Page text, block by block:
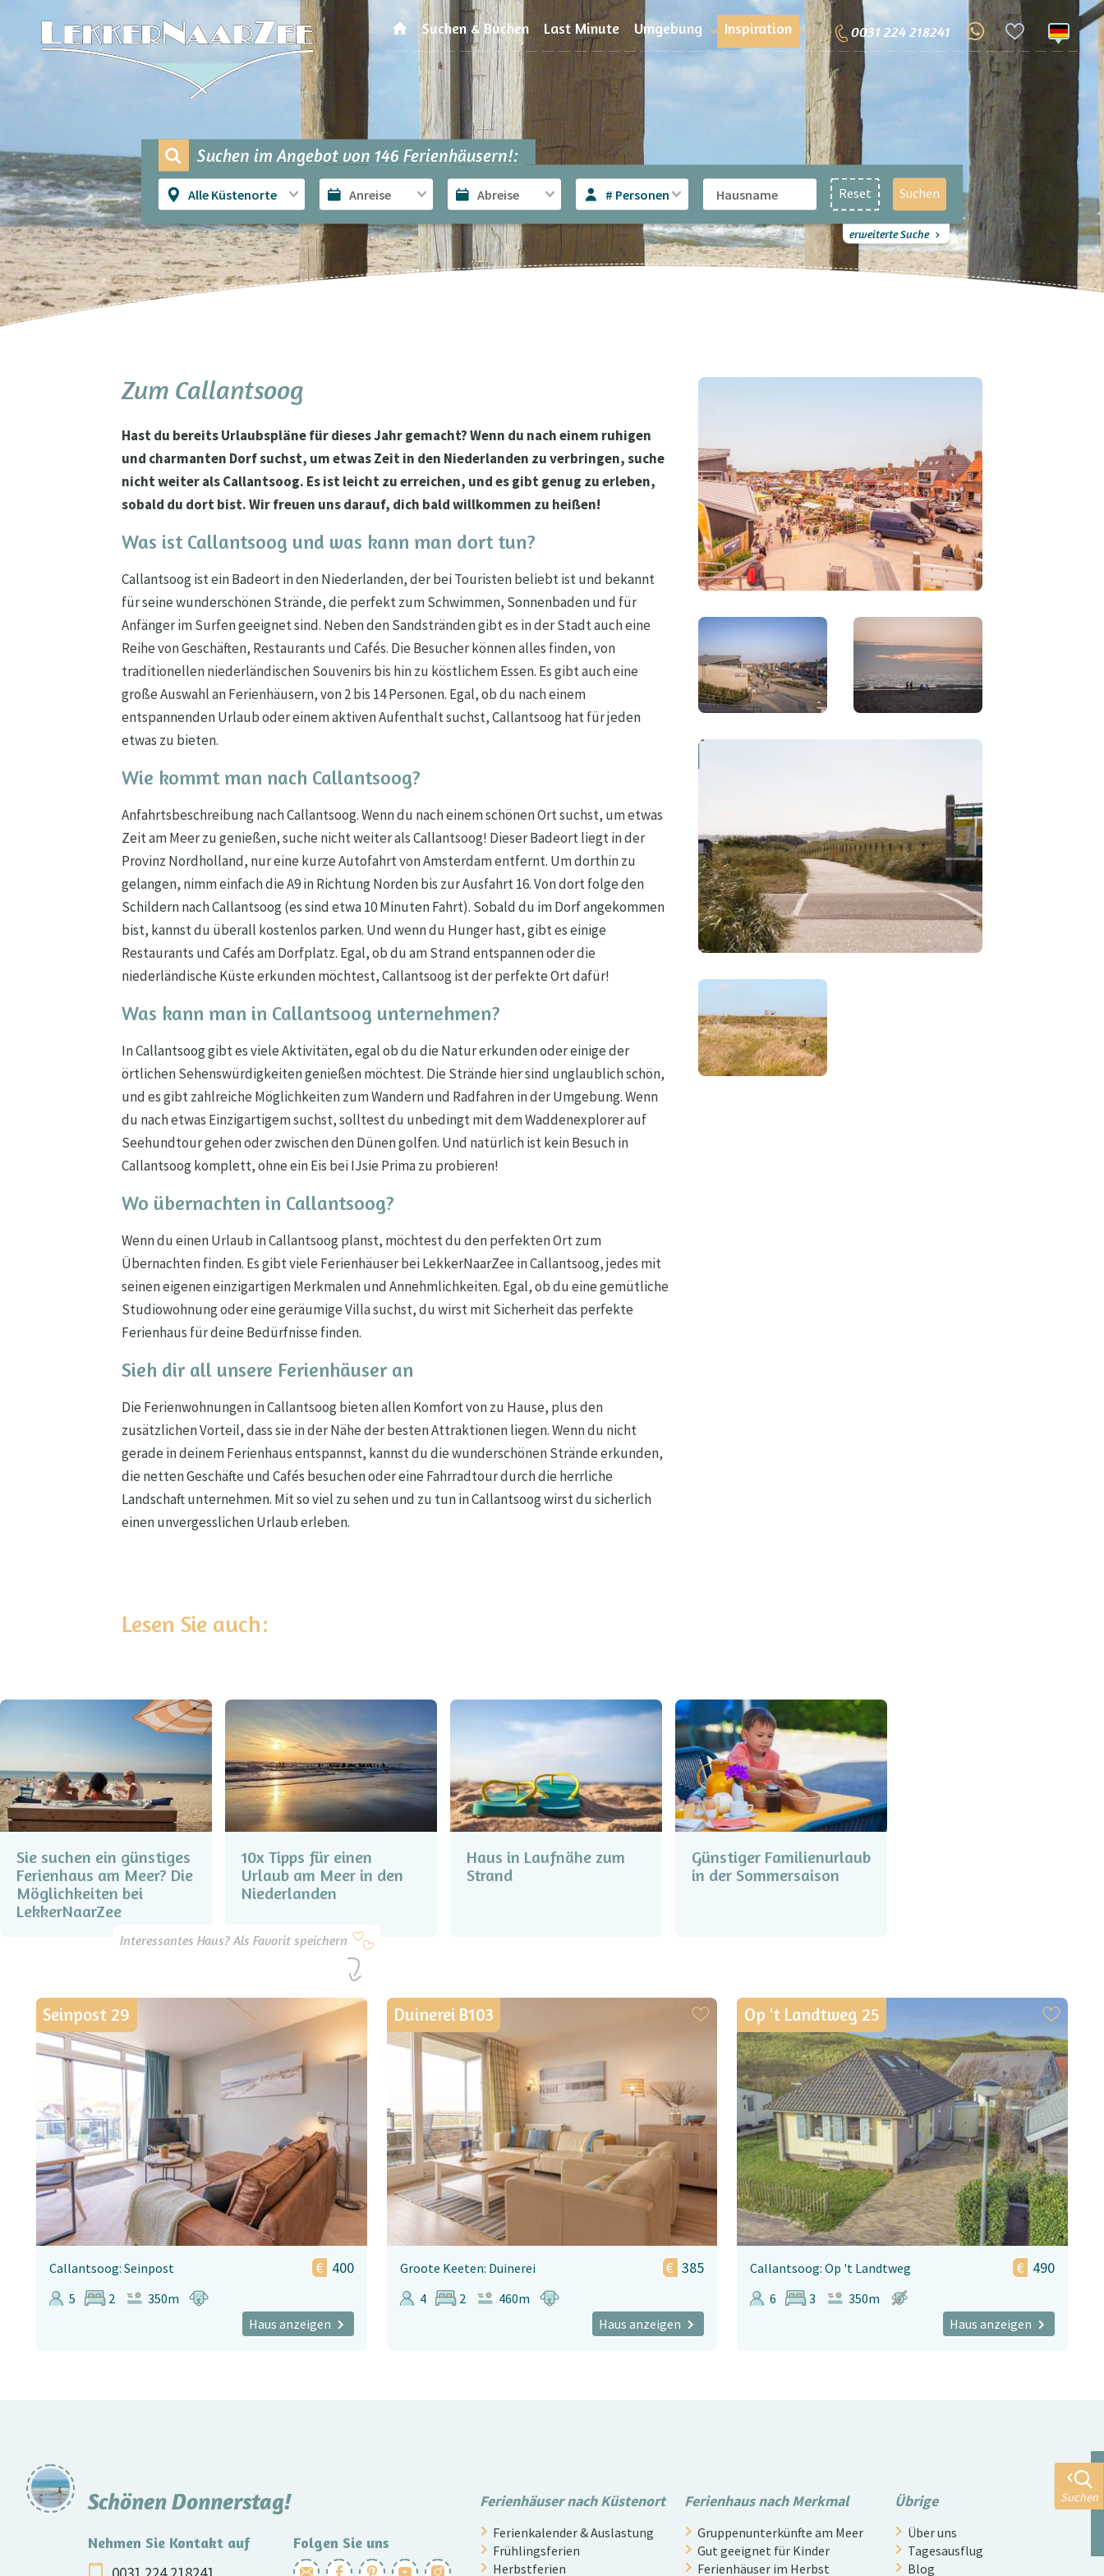
Suchen & Buchen Last Minute Umgebung Inspiration 0031 224 218241
Suchen im Angebot von 146 Ferienhäusern!:
Alle Küstenorte # Personen Suchen
Reset
erweiterte Suche
Zum Callantsoog
Hast du bereits Urlaubspläne für dieses Jahr gemacht? Wenn du nach einem ruhigen
und charmanten Dorf suchst, um etwas Zeit in den Niederlanden zu verbringen, suche
nicht weiter als Callantsoog. Es ist leicht zu erreichen, und es gibt genug zu erleben,
sobald du dort bist. Wir freuen uns darauf, dich bald willkommen zu heißen!
Was ist Callantsoog und was kann man dort tun?
Callantsoog ist ein Badeort in den Niederlanden, der bei Touristen beliebt ist und bekannt
für seine wunderschönen Strände, die perfekt zum Schwimmen, Sonnenbaden und für
Anfänger im Surfen geeignet sind. Neben den Sandstränden gibt es in der Stadt auch eine
Reihe von Geschäften, Restaurants und Cafés. Die Besucher können alles finden, von
traditionellen niederländischen Souvenirs bis hin zu köstlichem Essen. Es gibt auch eine
große Auswahl an Ferienhäusern, von 2 bis 14 Personen. Egal, ob du nach einem
entspannenden Urlaub oder einem aktiven Aufenthalt suchst, Callantsoog hat für jeden
etwas zu bieten.
Wie kommt man nach Callantsoog?
Anfahrtsbeschreibung nach Callantsoog. Wenn du nach einem schönen Ort suchst, um etwas
Zeit am Meer zu genießen, suche nicht weiter als Callantsoog! Dieser Badeort liegt in der
Provinz Nordholland, nur eine kurze Autofahrt von Amsterdam entfernt. Um dorthin zu
gelangen, nimm einfach die A9 in Richtung Norden bis zur Ausfahrt 16. Von dort folge den
Schildern nach Callantsoog (es sind etwa 10 Minuten Fahrt). Sobald du im Dorf angekommen
bist, kannst du überall kostenlos parken. Und wenn du Hunger hast, gibt es einige
Restaurants und Cafés am Dorfplatz. Egal, ob du am Strand entspannen oder die
niederländische Küste erkunden möchtest, Callantsoog ist der perfekte Ort dafür!
Was kann man in Callantsoog unternehmen?
In Callantsoog gibt es viele Aktivitäten, egal ob du die Natur erkunden oder einige der
örtlichen Sehenswürdigkeiten genießen möchtest. Die Strände hier sind unglaublich schön,
und es gibt zahlreiche Möglichkeiten zum Wandern und Radfahren in der Umgebung. Wenn
du nach etwas Einzigartigem suchst, solltest du unbedingt mit dem Waddenexplorer auf
Seehundtour gehen oder zwischen den Dünen golfen. Und natürlich ist kein Besuch in
Callantsoog komplett, ohne ein Eis bei IJsie Prima zu probieren!
Wo übernachten in Callantsoog?
Wenn du einen Urlaub in Callantsoog planst, möchtest du den perfekten Ort zum
Übernachten finden. Es gibt viele Ferienhäuser bei LekkerNaarZee in Callantsoog, jedes mit
seinen eigenen einzigartigen Merkmalen und Annehmlichkeiten. Egal, ob du eine gemütliche
Studiowohnung oder eine geräumige Villa suchst, du wirst mit Sicherheit das perfekte
Ferienhaus für deine Bedürfnisse finden.
Sieh dir all unsere Ferienhäuser an
Die Ferienwohnungen in Callantsoog bieten allen Komfort von zu Hause, plus den
zusätzlichen Vorteil, dass sie in der Nähe der besten Attraktionen liegen. Wenn du nicht
gerade in deinem Ferienhaus entspannst, kannst du die wunderschönen Strände erkunden,
die netten Geschäfte und Cafés besuchen oder eine Fahrradtour durch die herrliche
Landschaft unternehmen. Mit so viel zu sehen und zu tun in Callantsoog wirst du sicherlich
einen unvergesslichen Urlaub erleben.
Lesen Sie auch:
Sie suchen ein günstiges
Ferienhaus am Meer? Die
Möglichkeiten bei
LekkerNaarZee
10x Tipps für einen
Urlaub am Meer in den
Niederlanden
Haus in Laufnähe zum
Strand
Günstiger Familienurlaub
in der Sommersaison
Seinpost 29
Interessantes Haus? Als Favorit speichern
Callantsoog: Seinpost 400
5 2
350m
Haus anzeigen
Duinerei B103
Groote Keeten: Duinerei 385
4 2
460m
Haus anzeigen
Op 't Landtweg 25
Callantsoog: Op 't Landtweg 490
6 3
350m
Haus anzeigen
Schönen Donnerstag!
Nehmen Sie Kontakt auf Folgen Sie uns
Ferienhäuser nach Küstenort
Ferienkalender & Auslastung
Frühlingsferien
Herbstferien
Ferienhaus nach Merkmal
Gruppenunterkünfte am Meer
Gut geeignet für Kinder
Ferienhäuser im Herbst
Übrige
Über uns
Tagesausflug
Blog
Suchen